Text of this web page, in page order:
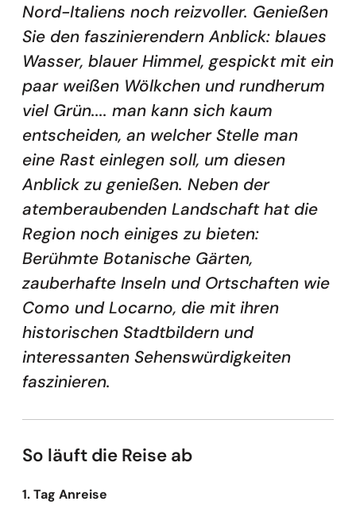
Nord-Italiens noch reizvoller. Genießen
Sie den faszinierendern Anblick: blaues
Wasser, blauer Himmel, gespickt mit ein
paar weißen Wölkchen und rundherum
viel Grün.... man kann sich kaum
entscheiden, an welcher Stelle man
eine Rast einlegen soll, um diesen
Anblick zu genießen. Neben der
atemberaubenden Landschaft hat die
Region noch einiges zu bieten:
Berühmte Botanische Gärten,
zauberhafte Inseln und Ortschaften wie
Como und Locarno, die mit ihren
historischen Stadtbildern und
interessanten Sehenswürdigkeiten
faszinieren.
So läuft die Reise ab
1. Tag Anreise